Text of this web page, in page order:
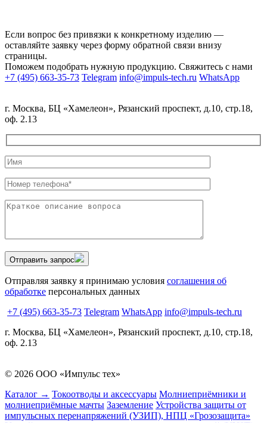
Если вопрос без привязки к конкретному изделию —
оставляйте заявку через форму обратной связи внизу
страницы.
Поможем подобрать нужную продукцию. Свяжитесь с нами
+7 (495) 663-35-73 Telegram info@impuls-tech.ru WhatsApp
г. Москва, БЦ «Хамелеон», Рязанский проспект, д.10, стр.18,
оф. 2.13
Отправить запрос
Отправляя заявку я принимаю условия соглашения об
обработке персональных данных
+7 (495) 663-35-73 Telegram WhatsApp info@impuls-tech.ru
г. Москва, БЦ «Хамелеон», Рязанский проспект, д.10, стр.18,
оф. 2.13
© 2026 ООО «Импульс тех»
Каталог → Токоотводы и аксессуары Молниеприёмники и
молниеприёмные мачты Заземление Устройства защиты от
импульсных перенапряжений (УЗИП), НПЦ «Грозозащита»